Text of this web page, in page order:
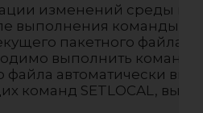
изменений среды в
выполнения команды
пакетного файла.
выполнить команду
файла автоматически
команд SETLOCAL,